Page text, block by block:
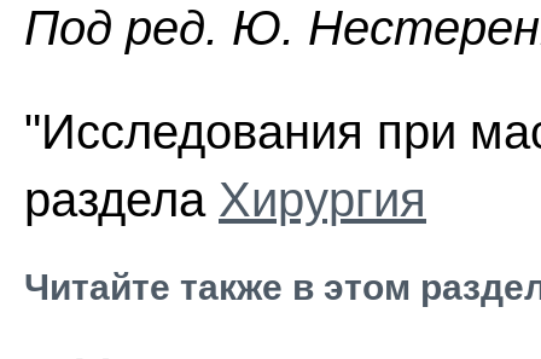
Под ред. Ю.
"Исследования при
раздела Хирургия
Читайте также в этом